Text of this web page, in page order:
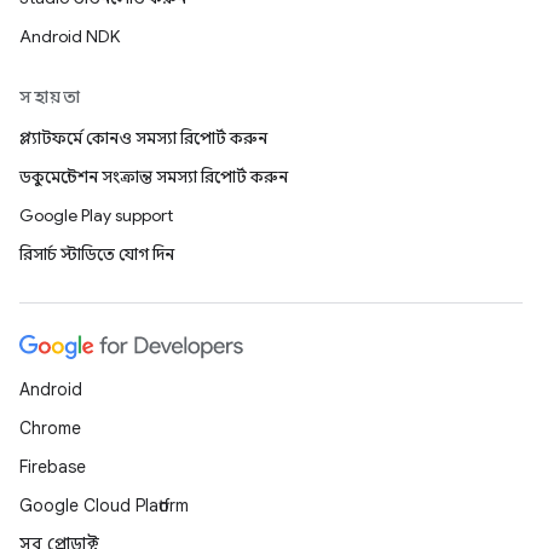
Android NDK
সহায়তা
প্ল্যাটফর্মে কোনও সমস্যা রিপোর্ট করুন
ডকুমেন্টেশন সংক্রান্ত সমস্যা রিপোর্ট করুন
Google Play support
রিসার্চ স্টাডিতে যোগ দিন
Android
Chrome
Firebase
Google Cloud Platform
সব প্রোডাক্ট